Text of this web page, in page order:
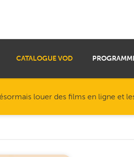
CATALOGUE VOD
louer des films en ligne et